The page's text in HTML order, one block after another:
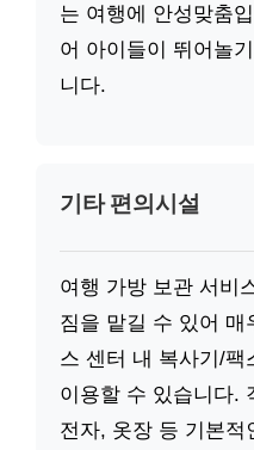
는 여행에 안성맞춤
어 아이들이 뛰어놀
니다.
기타 편의시설
여행 가방 보관 서비
짐을 맡길 수 있어 매
스 센터 내 복사기/팩
이용할 수 있습니다.
전자, 옷장 등 기본적